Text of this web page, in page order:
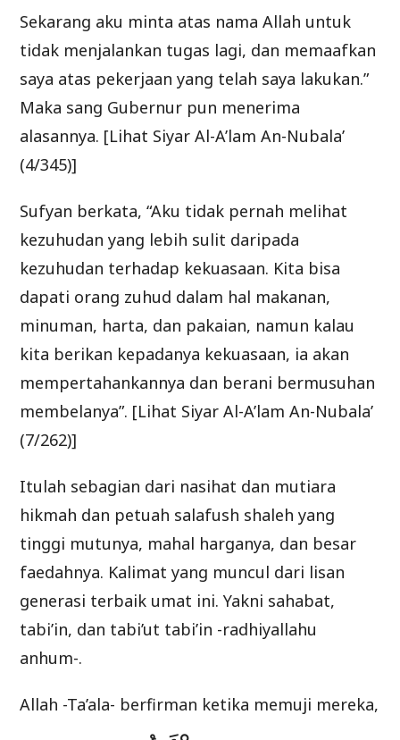
Sekarang aku minta atas nama Allah untuk
tidak menjalankan tugas lagi, dan memaafkan
saya atas pekerjaan yang telah saya lakukan.”
Maka sang Gubernur pun menerima
alasannya. [Lihat Siyar Al-A’lam An-Nubala’
(4/345)]
Sufyan berkata, “Aku tidak pernah melihat
kezuhudan yang lebih sulit daripada
kezuhudan terhadap kekuasaan. Kita bisa
dapati orang zuhud dalam hal makanan,
minuman, harta, dan pakaian, namun kalau
kita berikan kepadanya kekuasaan, ia akan
mempertahankannya dan berani bermusuhan
membelanya”. [Lihat Siyar Al-A’lam An-Nubala’
(7/262)]
Itulah sebagian dari nasihat dan mutiara
hikmah dan petuah salafush shaleh yang
tinggi mutunya, mahal harganya, dan besar
faedahnya. Kalimat yang muncul dari lisan
generasi terbaik umat ini. Yakni sahabat,
tabi’in, dan tabi’ut tabi’in -radhiyallahu
anhum-.
Allah -Ta’ala- berfirman ketika memuji mereka,